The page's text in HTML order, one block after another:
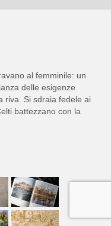
al femminile: un
delle esigenze
riva. Si sdraia fedele ai
battezzano con la